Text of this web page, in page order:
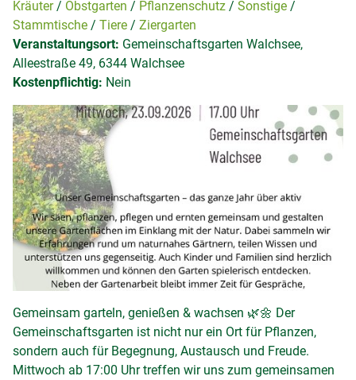
Kräuter
Obstgarten Pflanzenschutz
Sonstige
Stammtische
Tiere
Ziergarten
Veranstaltungsort: Gemeinschaftsgarten Walchsee,
Alleestraße 49, 6344 Walchsee
Kostenpflichtig: Nein
Gemeinsam garteln, genießen & wachsen 🌿🌼 Der
Gemeinschaftsgarten ist nicht nur ein Ort für Pflanzen,
sondern auch für Begegnung, Austausch und Freude.
Mittwoch ab 17:00 Uhr treffen wir uns zum gemeinsamen